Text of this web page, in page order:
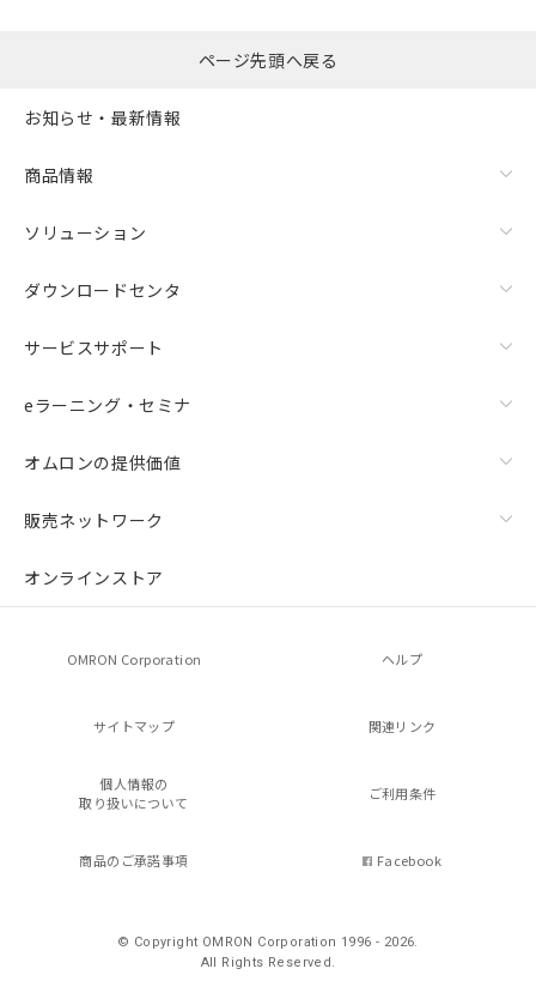
ページ先頭へ戻る
お知らせ・最新情報
商品情報
ソリューション
ダウンロードセンタ
サービスサポート
eラーニング・セミナ
オムロンの提供価値
販売ネットワーク
オンラインストア
OMRON Corporation ヘルプ
サイトマップ 関連リンク
個人情報の
取り扱いについて
ご利用条件
商品のご承諾事項 Facebook
© Copyright OMRON Corporation 1996 - 2026.
All Rights Reserved.